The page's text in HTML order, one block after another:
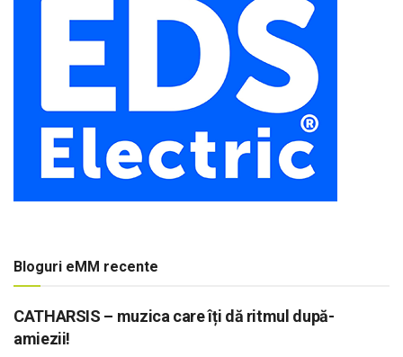
Bloguri eMM recente
CATHARSIS – muzica care îți dă ritmul după-
amiezii!